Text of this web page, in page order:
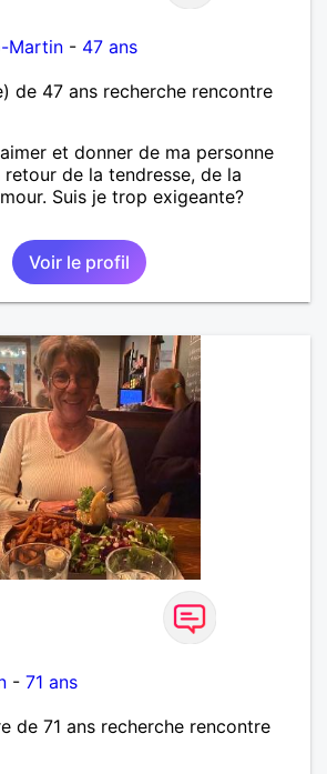
Martin - 47 ans
de 47 ans recherche rencontre
et donner de ma personne
de la tendresse, de la
Suis je trop exigeante?
Voir le profil
- 71 ans
de 71 ans recherche rencontre